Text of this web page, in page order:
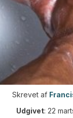
Skrevet af
Udgivet: 22